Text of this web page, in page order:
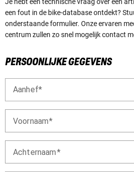
Je hebt een technische vraag over een
een fout in de bike-database ontdekt?
onderstaande formulier. Onze ervaren
centrum zullen zo snel mogelijk contact
PERSOONLIJKE GEGEVENS
Aanhef
Voornaam
Achternaam